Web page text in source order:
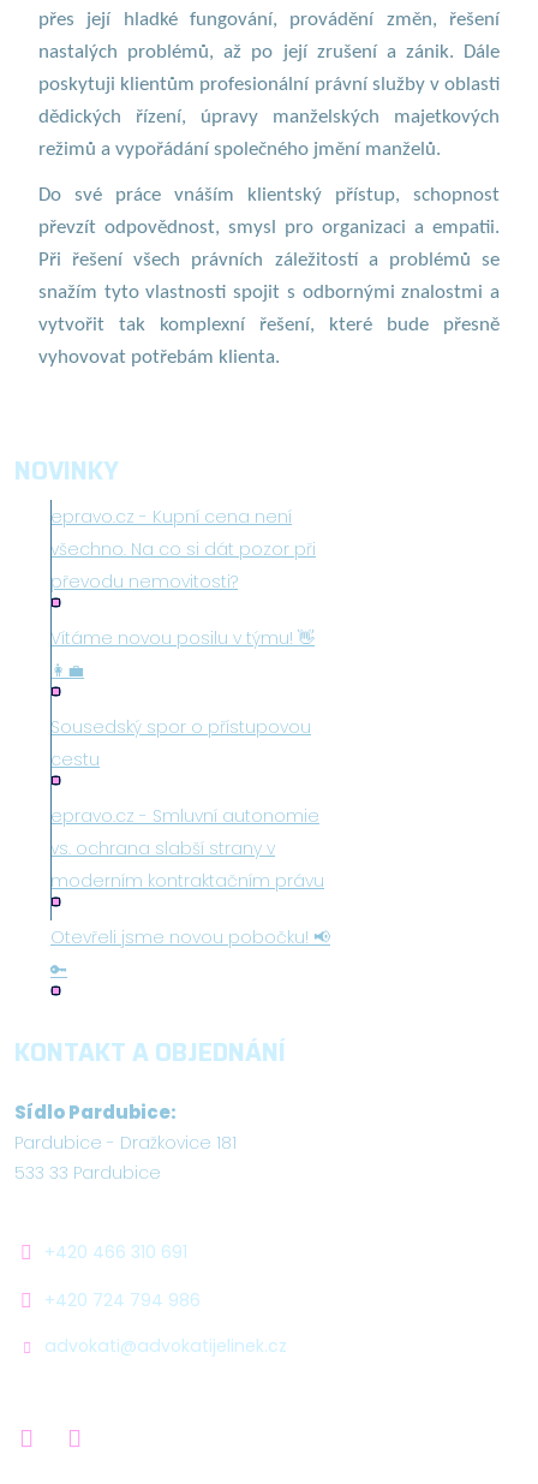
přes její hladké fungování, provádění změn, řešení
nastalých problémů, až po její zrušení a zánik. Dále
poskytuji klientům profesionální právní služby v oblasti
dědických řízení, úpravy manželských majetkových
režimů a vypořádání společného jmění manželů.
Do své práce vnáším klientský přístup, schopnost
převzít odpovědnost, smysl pro organizaci a empatii.
Při řešení všech právních záležitostí a problémů se
snažím tyto vlastnosti spojit s odbornými znalostmi a
vytvořit tak komplexní řešení, které bude přesně
vyhovovat potřebám klienta.
NOVINKY
epravo.cz - Kupní cena není
všechno. Na co si dát pozor při
převodu nemovitosti?
Vítáme novou posilu v týmu! 👋
👩‍💼
Sousedský spor o přístupovou
cestu
epravo.cz - Smluvní autonomie
vs. ochrana slabší strany v
moderním kontraktačním právu
Otevřeli jsme novou pobočku! 📢
🔑
KONTAKT A OBJEDNÁNÍ
Sídlo Pardubice:
Pardubice - Dražkovice 181
533 33 Pardubice
+420 466 310 691
+420 724 794 986
advokati@advokatijelinek.cz